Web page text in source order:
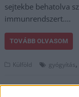
sejtekbe behatolva
immunrendszert.…
TOVÁBB OLVASOM
Külföld gyógyítás,